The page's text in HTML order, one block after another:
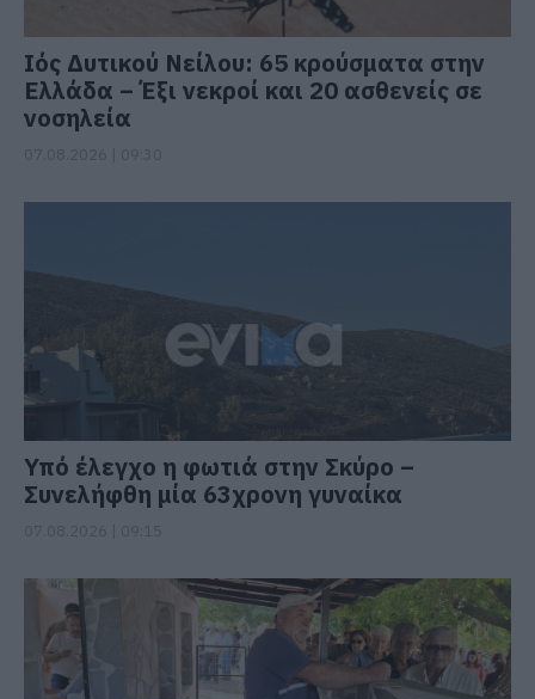
Ιός Δυτικού Νείλου: 65 κρούσματα στην
Ελλάδα – Έξι νεκροί και 20 ασθενείς σε
νοσηλεία
Υπό έλεγχο η φωτιά στην Σκύρο –
Συνελήφθη μία 63χρονη γυναίκα